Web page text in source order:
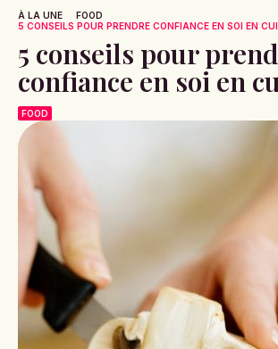
À LA UNE
FOOD
5 CONSEILS POUR PRENDRE CONFIANCE EN SOI EN
5 conseils pour
confiance en soi en
FOOD